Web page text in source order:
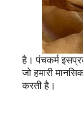
है। पंचकर्म
जो हमारी
करती है।